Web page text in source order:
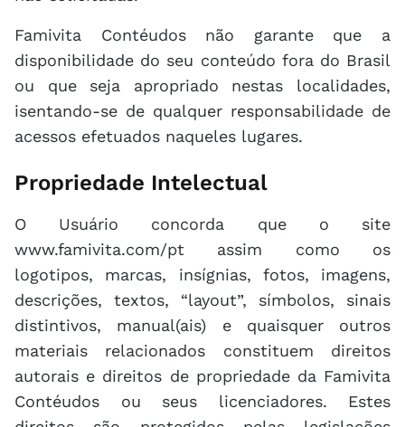
Famivita Contéudos não garante que a
disponibilidade do seu conteúdo fora do Brasil
ou que seja apropriado nestas localidades,
isentando-se de qualquer responsabilidade de
acessos efetuados naqueles lugares.
Propriedade Intelectual
O Usuário concorda que o site
www.famivita.com/pt assim como os
logotipos, marcas, insígnias, fotos, imagens,
descrições, textos, “layout”, símbolos, sinais
distintivos, manual(ais) e quaisquer outros
materiais relacionados constituem direitos
autorais e direitos de propriedade da Famivita
Contéudos ou seus licenciadores. Estes